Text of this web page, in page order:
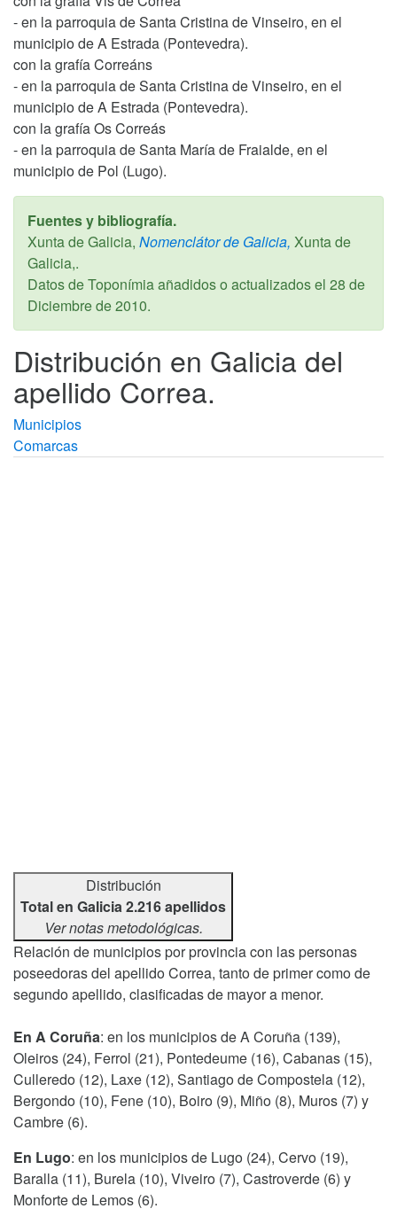
- en la parroquia de Santa Cristina de Vinseiro, en el
municipio de A Estrada (Pontevedra).
con la grafía Correáns
- en la parroquia de Santa Cristina de Vinseiro, en el
municipio de A Estrada (Pontevedra).
con la grafía Os Correás
- en la parroquia de Santa María de Fraialde, en el
municipio de Pol (Lugo).
Fuentes y bibliografía.
Xunta de Galicia, Nomenclátor de Galicia, Xunta de
Galicia,.
Datos de Toponímia añadidos o actualizados el 28 de
Diciembre de 2010.
Distribución en Galicia del
apellido Correa.
Municipios
Comarcas
Distribución
Total en Galicia 2.216 apellidos
Ver notas metodológicas.
Relación de municipios por provincia con las personas
poseedoras del apellido Correa, tanto de primer como de
segundo apellido, clasificadas de mayor a menor.
En A Coruña: en los municipios de A Coruña (139),
Oleiros (24), Ferrol (21), Pontedeume (16), Cabanas (15),
Culleredo (12), Laxe (12), Santiago de Compostela (12),
Bergondo (10), Fene (10), Boiro (9), Miño (8), Muros (7) y
Cambre (6).
En Lugo: en los municipios de Lugo (24), Cervo (19),
Baralla (11), Burela (10), Viveiro (7), Castroverde (6) y
Monforte de Lemos (6).